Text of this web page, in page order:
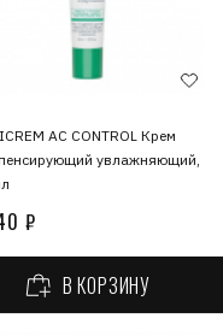
АС CONTROL Крем
увлажняющий,
₽
В КОРЗИНУ